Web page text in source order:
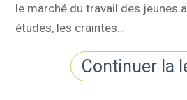
le marché du travail des jeunes
études, les craintes…
Continuer la